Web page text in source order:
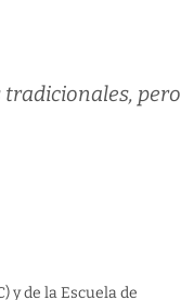
tradicionales, pero
y de la Escuela de